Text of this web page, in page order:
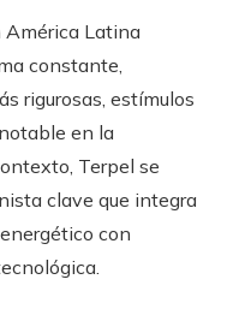
América Latina
constante,
rigurosas, estímulos
en la
Terpel se
clave que integra
con